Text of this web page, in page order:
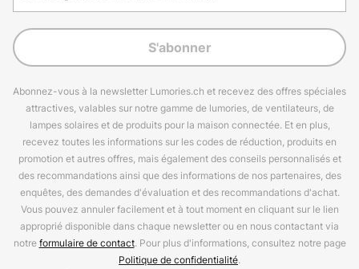
S'abonner
Abonnez-vous à la newsletter Lumories.ch et recevez des offres spéciales
attractives, valables sur notre gamme de lumories, de ventilateurs, de
lampes solaires et de produits pour la maison connectée. Et en plus,
recevez toutes les informations sur les codes de réduction, produits en
promotion et autres offres, mais également des conseils personnalisés et
des recommandations ainsi que des informations de nos partenaires, des
enquêtes, des demandes d'évaluation et des recommandations d'achat.
Vous pouvez annuler facilement et à tout moment en cliquant sur le lien
approprié disponible dans chaque newsletter ou en nous contactant via
notreformulaire de contact. Pour plus d'informations, consultez notre page
Politique de confidentialité.